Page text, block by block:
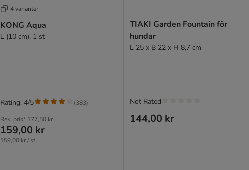
4 varianter
KONG Aqua
L (10 cm), 1 st
Rek. pris* 177,50 kr
159,00 kr
159,00 kr / st
Rating: 4/5 (383)
TIAKI Garden Fountain för
hundar
L 25 x B 22 x H 8,7 cm
144,00 kr
Not Rated